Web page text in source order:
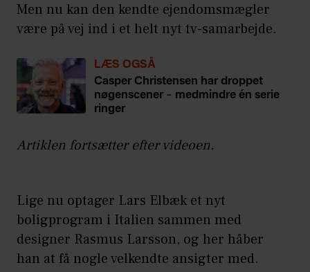
Men nu kan den kendte ejendomsmægler
være på vej ind i et helt nyt tv-samarbejde.
LÆS OGSÅ
Casper Christensen har droppet
nøgenscener – medmindre én serie
ringer
Artiklen fortsætter efter videoen.
Lige nu optager Lars Elbæk et nyt
boligprogram i Italien sammen med
designer Rasmus Larsson, og her håber
han at få nogle velkendte ansigter med.